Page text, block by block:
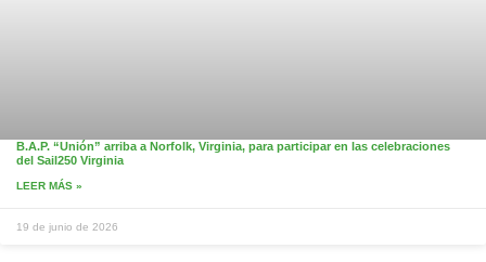
B.A.P. “Unión” arriba a Norfolk, Virginia, para participar en las celebraciones
del Sail250 Virginia
LEER MÁS »
19 de junio de 2026